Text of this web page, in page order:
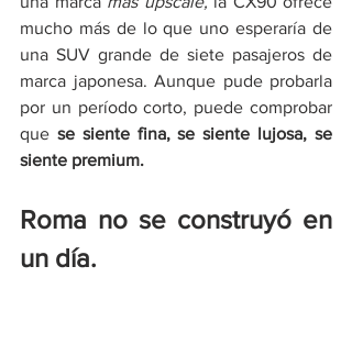
mucho más de lo que uno esperaría de
una SUV grande de siete pasajeros de
marca japonesa. Aunque pude probarla
por un período corto, puede comprobar
que se siente fina, se siente lujosa, se
siente premium.
Roma no se construyó en
un día.